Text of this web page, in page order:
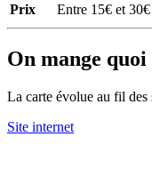
Prix
Entre 15€ et 30€
On mange quoi
La carte évolue au fil des
Site internet